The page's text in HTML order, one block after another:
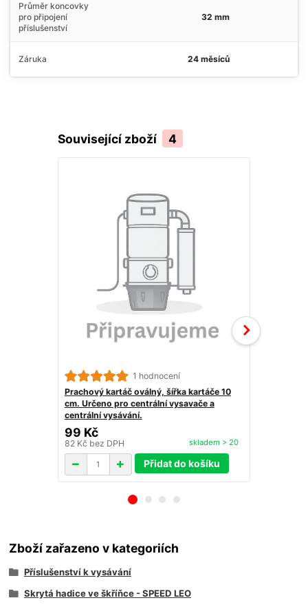
Průměr koncovky
pro připojení
příslušenství
32 mm
Záruka 24 měsíců
Související zboží 4
1 hodnocení
Prachový kartáč oválný, šířka kartáče 10
cm. Určeno pro centrální vysavače a
centrální vysávání.
99 Kč
82 Kč bez DPH skladem > 20
Přidat do košíku
Zboží zařazeno v kategoriích
Příslušenství k vysávání
Skrytá hadice ve škříňce - SPEED LEO